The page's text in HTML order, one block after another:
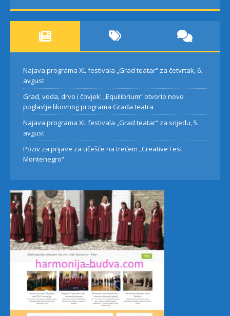
Najava programa XL festivala „Grad teatar“ za četvrtak, 6.
avgust
Grad, voda, drvo i čovjek: „Equilibrium“ otvorio novo
poglavlje likovnog programa Grada teatra
Najava programa XL festivala „Grad teatar“ za srijedu, 5.
avgust
Poziv za prijave za učešće na trećem „Creative Fest
Montenegro“